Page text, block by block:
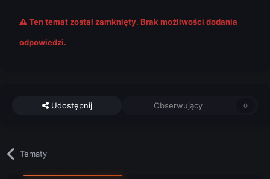
Ten temat został zamknięty. Brak możliwości dodania
odpowiedzi.
Udostępnij Obserwujący 0
Tematy